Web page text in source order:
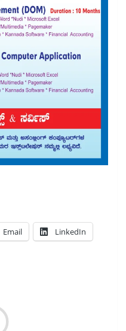
Email LinkedIn